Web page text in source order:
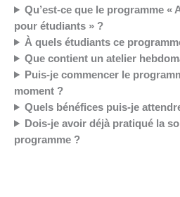
Qu’est-ce que le programme «
pour étudiants » ?
À quels étudiants ce
Que contient un atelier
Puis-je commencer le
moment ?
Quels bénéfices puis-je
Dois-je avoir déjà pratiqué la
programme ?